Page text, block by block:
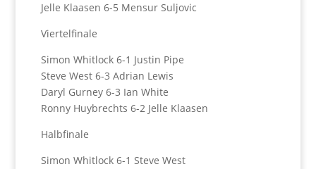
Jelle Klaasen 6-5 Mensur Suljovic
Viertelfinale
Simon Whitlock 6-1 Justin Pipe
Steve West 6-3 Adrian Lewis
Daryl Gurney 6-3 Ian White
Ronny Huybrechts 6-2 Jelle Klaasen
Halbfinale
Simon Whitlock 6-1 Steve West